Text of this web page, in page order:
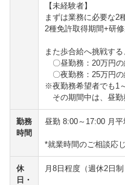
【未経験者】
まずは業務に必要な2
2種免許取得期間+研
また歩合給へ挑戦す
〇昼勤務：20万円の
〇夜勤務：25万円の
※夜勤務希望者でも1
その期間中は、昼勤
勤務
時間
昼勤 8:00～17:00 月
*就業時間のご相談応
休
日・
月8日程度（週休2日制